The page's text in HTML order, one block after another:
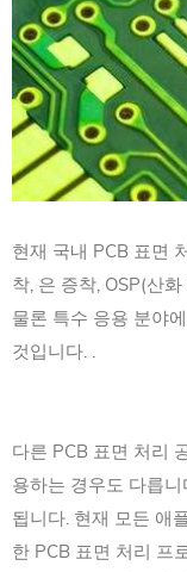
현재 국내 PCB 표면
착, 은 증착, OSP(산
물론 특수 응용 분야
것입니다. .
다른 PCB 표면 처리
용하는 경우도 다릅
됩니다. 현재 모든 애
한 PCB 표면 처리 프